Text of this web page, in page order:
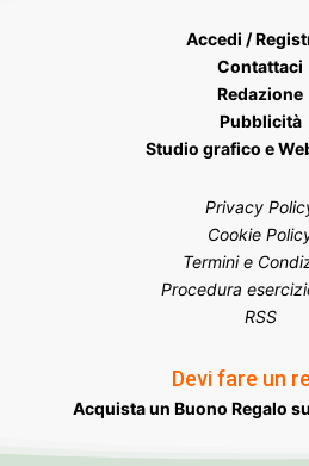
Accedi /
Contattaci
Redazione
Pubblicità
Studio grafico e
Privacy
Cookie
Termini e
Procedura
RSS
Devi fare un
Acquista un Buono Regalo